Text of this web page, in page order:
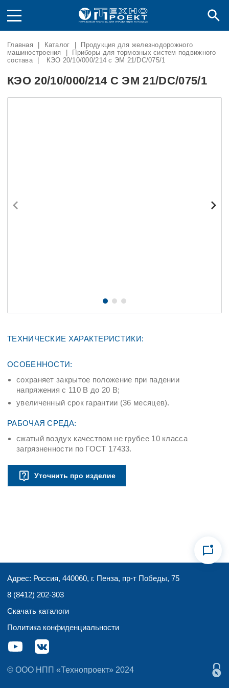
Главная Каталог
Продукция для железнодорожного
машиностроения
Приборы для тормозных систем подвижного
состава
КЭО 20/10/000/214 с ЭМ 21/DC/075/1
КЭО 20/10/000/214 С ЭМ 21/DC/075/1
ТЕХНИЧЕСКИЕ ХАРАКТЕРИСТИКИ:
ОСОБЕННОСТИ:
сохраняет закрытое положение при падении
напряжения с 110 В до 20 В;
увеличенный срок гарантии (36 месяцев).
РАБОЧАЯ СРЕДА:
сжатый воздух качеством не грубее 10 класса
загрязненности по ГОСТ 17433.
Уточнить про изделие
Адрес: Россия, 440060, г. Пенза, пр-т Победы, 75
8 (8412) 202-303
Скачать каталоги
Политика конфиденциальности
© ООО НПП «Технопроект» 2024